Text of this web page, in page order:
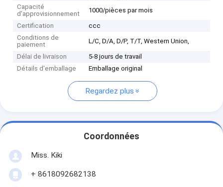
Capacité
d'approvisionnement
1000/pièces par mois
Certification
ccc
Conditions de
paiement
L/C, D/A, D/P, T/T, Western Union,
Délai de livraison
5-8 jours de travail
Détails d'emballage
Emballage original
Regardez plus
Coordonnées
Miss. Kiki
+ 8618092682138